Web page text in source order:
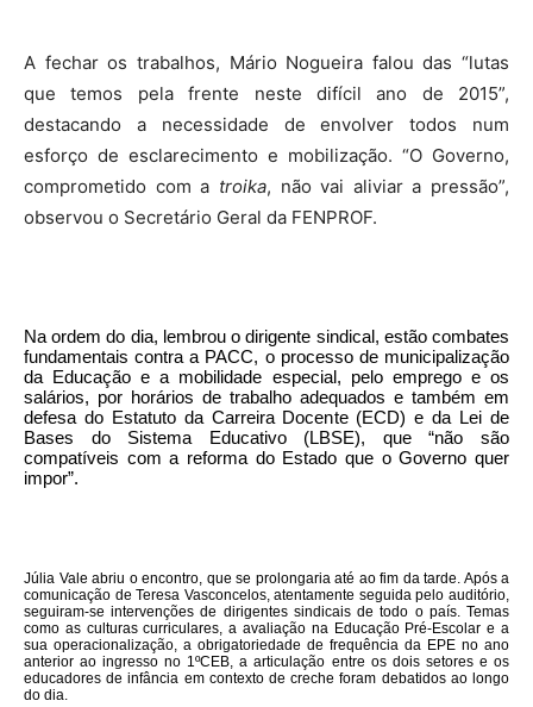
A fechar os trabalhos, Mário Nogueira falou das “lutas
que temos pela frente neste difícil ano de 2015”,
destacando a necessidade de envolver todos num
esforço de esclarecimento e mobilização. “O Governo,
comprometido com a troika, não vai aliviar a pressão”,
observou o Secretário Geral da FENPROF.
Na ordem do dia, lembrou o dirigente sindical, estão combates
fundamentais contra a PACC, o processo de municipalização
da Educação e a mobilidade especial, pelo emprego e os
salários, por horários de trabalho adequados e também em
defesa do Estatuto da Carreira Docente (ECD) e da Lei de
Bases do Sistema Educativo (LBSE), que “não são
compatíveis com a reforma do Estado que o Governo quer
impor”.
Júlia Vale abriu o encontro, que se prolongaria até ao fim da tarde. Após a
comunicação de Teresa Vasconcelos, atentamente seguida pelo auditório,
seguiram-se intervenções de dirigentes sindicais de todo o país. Temas
como as culturas curriculares, a avaliação na Educação Pré-Escolar e a
sua operacionalização, a obrigatoriedade de frequência da EPE no ano
anterior ao ingresso no 1ºCEB, a articulação entre os dois setores e os
educadores de infância em contexto de creche foram debatidos ao longo
do dia.